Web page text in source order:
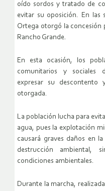
oído sordos y tratado de
evitar su oposición. En las
Ortega otorgó la concesión
Rancho Grande.
En esta ocasión, los
comunitarios y sociales
expresar su descontento
otorgada.
La población lucha para
agua, pues la explotación
causará graves daños en
destrucción ambiental,
condiciones ambientales.
Durante la marcha,